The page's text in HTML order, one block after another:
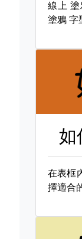
線上 塗
塗鴉 字
如
在表框
擇適合